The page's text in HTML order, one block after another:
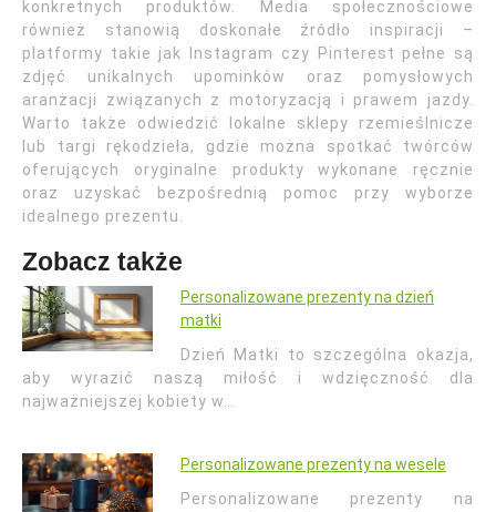
konkretnych produktów. Media społecznościowe
również stanowią doskonałe źródło inspiracji –
platformy takie jak Instagram czy Pinterest pełne są
zdjęć unikalnych upominków oraz pomysłowych
aranżacji związanych z motoryzacją i prawem jazdy.
Warto także odwiedzić lokalne sklepy rzemieślnicze
lub targi rękodzieła, gdzie można spotkać twórców
oferujących oryginalne produkty wykonane ręcznie
oraz uzyskać bezpośrednią pomoc przy wyborze
idealnego prezentu.
Zobacz także
Personalizowane prezenty na dzień
matki
Dzień Matki to szczególna okazja,
aby wyrazić naszą miłość i wdzięczność dla
najważniejszej kobiety w…
Personalizowane prezenty na wesele
Personalizowane prezenty na